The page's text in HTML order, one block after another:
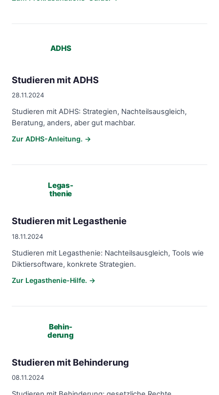
ADHS
Studieren mit ADHS
28.11.2024
Studieren mit ADHS: Strategien, Nachteilsausgleich,
Beratung, anders, aber gut machbar.
Zur ADHS-Anleitung. →
Legas-
thenie
Studieren mit Legasthenie
18.11.2024
Studieren mit Legasthenie: Nachteilsausgleich, Tools wie
Diktiersoftware, konkrete Strategien.
Zur Legasthenie-Hilfe. →
Behin-
derung
Studieren mit Behinderung
08.11.2024